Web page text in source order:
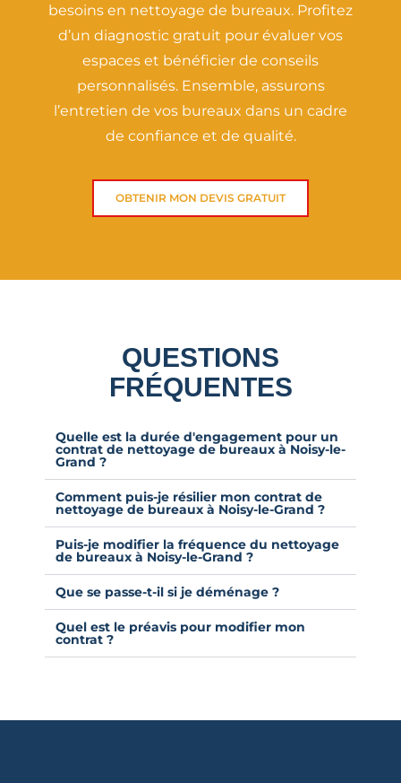
besoins en nettoyage de bureaux. Profitez
d’un diagnostic gratuit pour évaluer vos
espaces et bénéficier de conseils
personnalisés. Ensemble, assurons
l’entretien de vos bureaux dans un cadre
de confiance et de qualité.
OBTENIR MON DEVIS GRATUIT
QUESTIONS
FRÉQUENTES
Quelle est la durée d'engagement pour un
contrat de nettoyage de bureaux à Noisy-le-
Grand ?
Comment puis-je résilier mon contrat de
nettoyage de bureaux à Noisy-le-Grand ?
Puis-je modifier la fréquence du nettoyage
de bureaux à Noisy-le-Grand ?
Que se passe-t-il si je déménage ?
Quel est le préavis pour modifier mon
contrat ?